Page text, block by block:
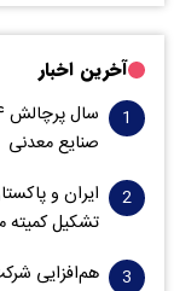
آخرین اخبار
صنایع معدنی
ایران و
تشکیل کمیته
هم‌افزایی